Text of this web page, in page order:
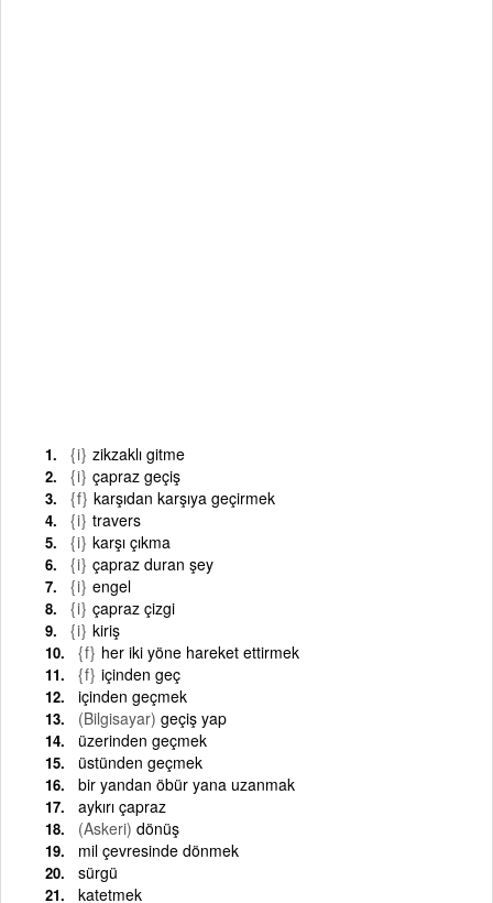
{i} zikzaklı gitme
{i} çapraz geçiş
{f} karşıdan karşıya geçirmek
{i} travers
{i} karşı çıkma
{i} çapraz duran şey
{i} engel
{i} çapraz çizgi
{i} kiriş
{f} her iki yöne hareket ettirmek
{f} içinden geç
içinden geçmek
(Bilgisayar) geçiş yap
üzerinden geçmek
üstünden geçmek
bir yandan öbür yana uzanmak
aykırı çapraz
(Askeri) dönüş
mil çevresinde dönmek
sürgü
katetmek